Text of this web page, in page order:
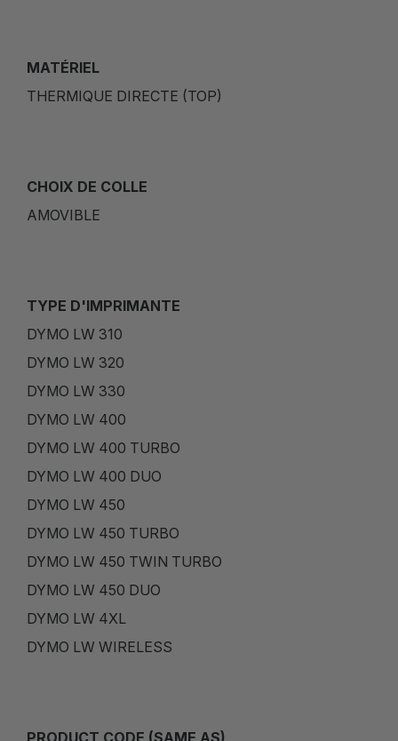
MATÉRIEL
THERMIQUE DIRECTE (TOP)
CHOIX DE COLLE
AMOVIBLE
TYPE D'IMPRIMANTE
DYMO LW 310
DYMO LW 320
DYMO LW 330
DYMO LW 400
DYMO LW 400 TURBO
DYMO LW 400 DUO
DYMO LW 450
DYMO LW 450 TURBO
DYMO LW 450 TWIN TURBO
DYMO LW 450 DUO
DYMO LW 4XL
DYMO LW WIRELESS
PRODUCT CODE (SAME AS)